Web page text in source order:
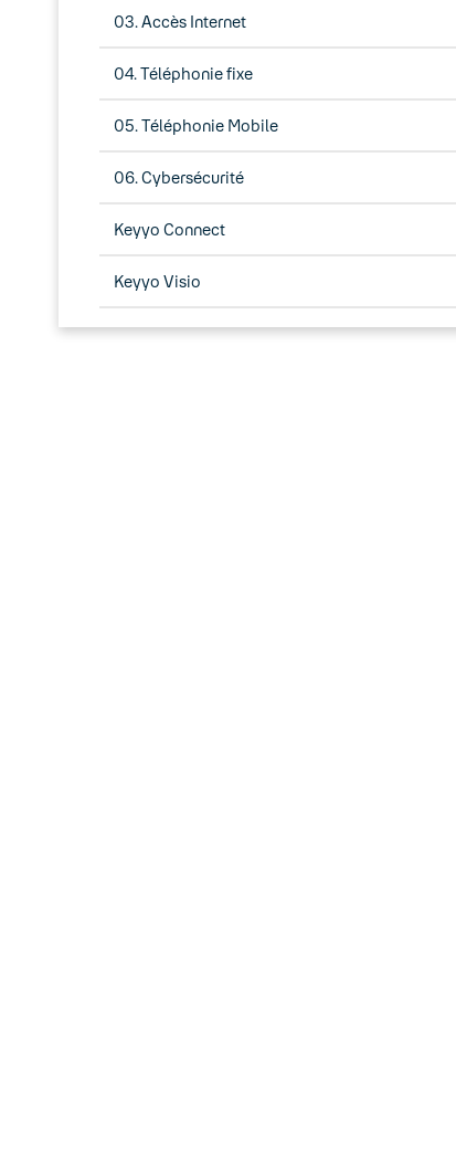
03. Accès Internet
04. Téléphonie fixe
05. Téléphonie Mobile
06. Cybersécurité
Keyyo Connect
Keyyo Visio